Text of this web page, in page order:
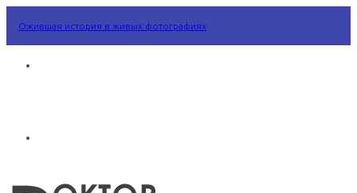
Ожившая история в живых фотографиях